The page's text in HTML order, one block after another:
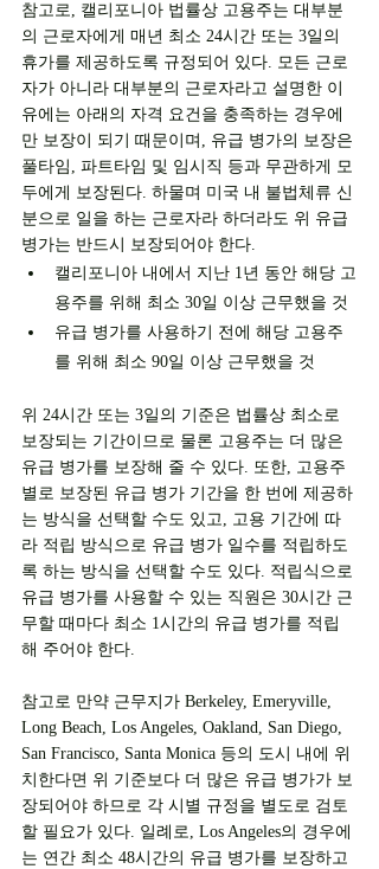
참고로, 캘리포니아 법률상 고용주는 대부분
의 근로자에게 매년 최소 24시간 또는 3일의
휴가를 제공하도록 규정되어 있다. 모든 근로
자가 아니라 대부분의 근로자라고 설명한 이
유에는 아래의 자격 요건을 충족하는 경우에
만 보장이 되기 때문이며, 유급 병가의 보장은
풀타임, 파트타임 및 임시직 등과 무관하게 모
두에게 보장된다. 하물며 미국 내 불법체류 신
분으로 일을 하는 근로자라 하더라도 위 유급
병가는 반드시 보장되어야 한다.
캘리포니아 내에서 지난 1년 동안 해당 고
용주를 위해 최소 30일 이상 근무했을 것
유급 병가를 사용하기 전에 해당 고용주
를 위해 최소 90일 이상 근무했을 것
위 24시간 또는 3일의 기준은 법률상 최소로
보장되는 기간이므로 물론 고용주는 더 많은
유급 병가를 보장해 줄 수 있다. 또한, 고용주
별로 보장된 유급 병가 기간을 한 번에 제공하
는 방식을 선택할 수도 있고, 고용 기간에 따
라 적립 방식으로 유급 병가 일수를 적립하도
록 하는 방식을 선택할 수도 있다. 적립식으로
유급 병가를 사용할 수 있는 직원은 30시간 근
무할 때마다 최소 1시간의 유급 병가를 적립
해 주어야 한다.
참고로 만약 근무지가 Berkeley, Emeryville,
Long Beach, Los Angeles, Oakland, San Diego,
San Francisco, Santa Monica 등의 도시 내에 위
치한다면 위 기준보다 더 많은 유급 병가가 보
장되어야 하므로 각 시별 규정을 별도로 검토
할 필요가 있다. 일례로, Los Angeles의 경우에
는 연간 최소 48시간의 유급 병가를 보장하고